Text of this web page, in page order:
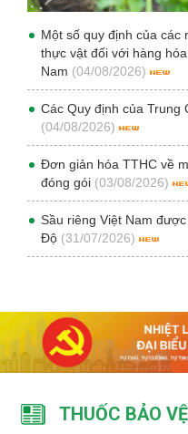
Một số quy định của các
thực vật đối với hàng
Nam (04/08/2026)
Các Quy định của Trung
(04/08/2026)
Đơn giản hóa TTHC về
đóng gói (03/08/2026)
Sầu riêng Việt Nam
Độ (31/07/2026)
THUỐC BẢO